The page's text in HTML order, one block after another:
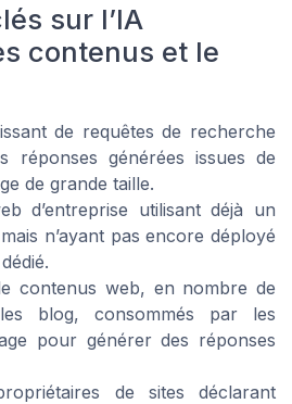
sur l’IA
contenus et le
de requêtes de recherche
réponses générées issues de
de grande taille.
d’entreprise utilisant déjà un
n’ayant pas encore déployé
contenus web, en nombre de
blog, consommés par les
pour générer des réponses
de sites déclarant